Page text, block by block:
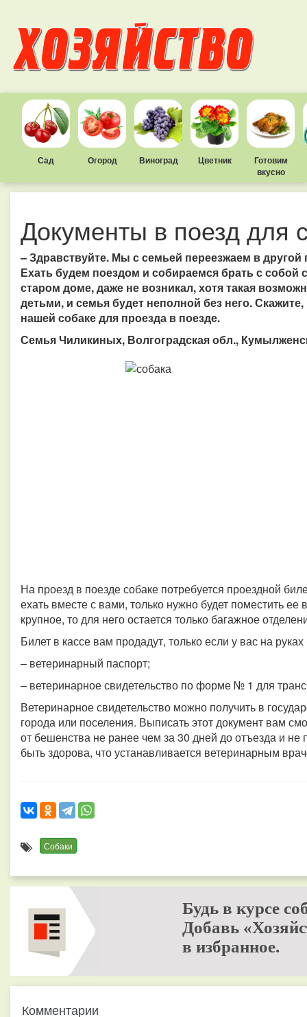
Сад Огород Виноград Цветник
Готовим
вкусно
Документы в поезд для
– Здравствуйте. Мы с семьей переезжаем в
Ехать будем поездом и собираемся брать с собой
старом доме, даже не возникал, хотя такая
детьми, и семья будет неполной без него.
нашей собаке для проезда в поезде.
Семья Чиликиных, Волгоградская обл.,
На проезд в поезде собаке потребуется проездной
ехать вместе с вами, только нужно будет поместить
крупное, то для него остается только багажное
Билет в кассе вам продадут, только если у вас на
– ветеринарный паспорт;
– ветеринарное свидетельство по форме № 1 для
Ветеринарное свидетельство можно получить в
города или поселения. Выписать этот документ вам
от бешенства не ранее чем за 30 дней до отъезда и не
быть здорова, что устанавливается ветеринарным
Собаки
Будь в курсе
Добавь
в избранное.
Комментарии